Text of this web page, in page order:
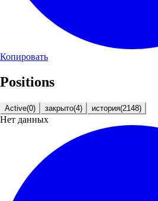
Копировать
Positions
Active(0) закрыто(4) история(2148)
Нет данных